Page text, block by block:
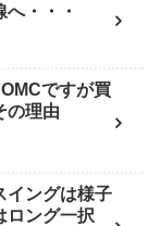
・・・
ですが買
の理由
イングは様子
ロング一択